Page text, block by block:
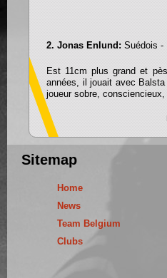
2. Jonas Enlund: Suédois -
Est 11cm plus grand et
années, il jouait avec
joueur sobre,
Sitemap
Home
News
Team Belgium
Clubs